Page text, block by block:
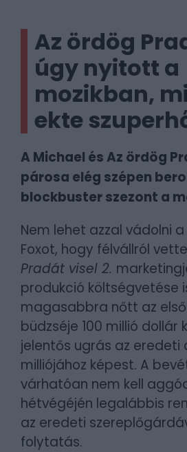
Az ördög
úgy nyitott a
mozikban,
ekte
A Michael és Az ördög
párosa elég szépen
blockbuster szezont a
Nem lehet azzal vádolni
Foxot, hogy félvállról
Pradát visel 2.
produkció költségvetése
magasabbra nőtt az
büdzséje 100 millió dollár
jelentős ugrás az eredeti
milliójához képest. A
várhatóan nem kell
hétvégéjén legalábbis
az eredeti
folytatás.